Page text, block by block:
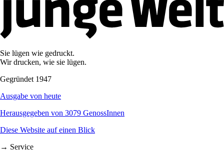
Sie lügen wie gedruckt.
Wir drucken, wie sie lügen.
Gegründet 1947
Ausgabe von heute
Herausgegeben von 3079 GenossInnen
Diese Website auf einen Blick
→ Service